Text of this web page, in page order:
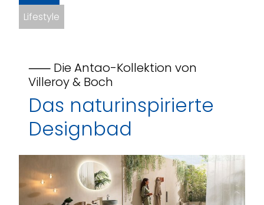
Lifestyle
⸺ Die Antao-Kollektion von
Villeroy & Boch
Das naturinspirierte
Designbad